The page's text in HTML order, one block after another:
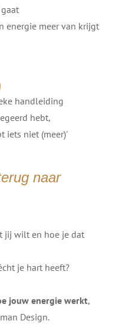
energie meer van krijgt
handleiding
hebt,
iets niet (meer)'
naar
jij wilt en hoe je dat
je hart heeft?
jouw energie werkt,
Design.